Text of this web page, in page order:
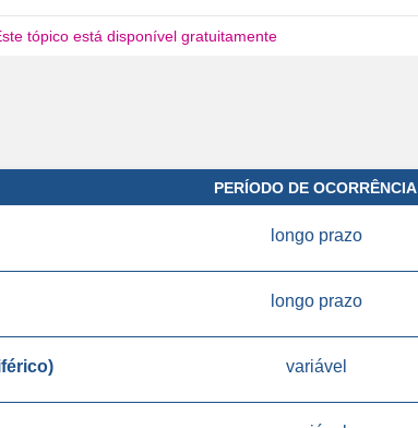
tópico está disponível gratuitamente
PERÍODO DE OCORRÊNCIA
longo prazo
longo prazo
variável